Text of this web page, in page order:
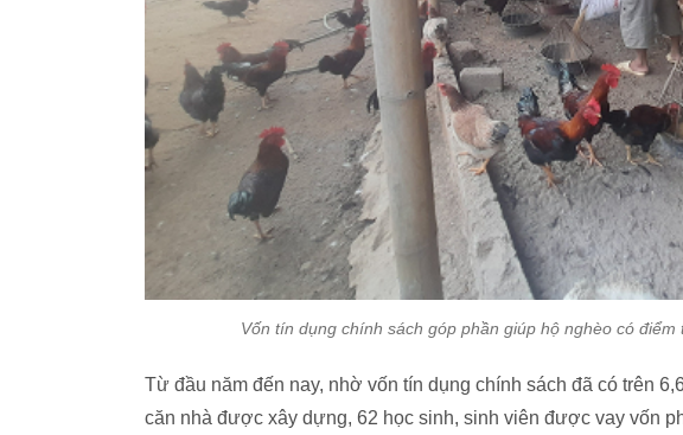
Vốn tín dụng chính sách góp phần giúp hộ nghèo có
Từ đầu năm đến nay, nhờ vốn tín dụng chính sách đã có trên
căn nhà được xây dựng, 62 học sinh, sinh viên được vay vốn